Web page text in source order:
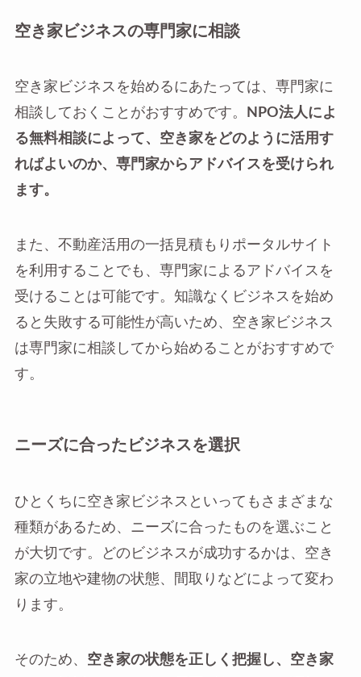
空き家ビジネスの専門家に相談
空き家ビジネスを始めるにあたっては、専門家に
相談しておくことがおすすめです。
NPO法人によ
る無料相談によって、空き家をどのように活用す
ればよいのか、専門家からアドバイスを受けられ
ます。
また、不動産活用の一括見積もりポータルサイト
を利用することでも、専門家によるアドバイスを
受けることは可能です。知識なくビジネスを始め
ると失敗する可能性が高いため、空き家ビジネス
は専門家に相談してから始めることがおすすめで
す。
ニーズに合ったビジネスを選択
ひとくちに空き家ビジネスといってもさまざまな
種類があるため、ニーズに合ったものを選ぶこと
が大切です。どのビジネスが成功するかは、空き
家の立地や建物の状態、間取りなどによって変わ
ります。
そのため、 空き家の状態を正しく把握し、空き家